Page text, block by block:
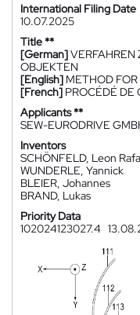
International Filing Date
10.07.2025
Title **
[German]VERFAHREN
OBJEKTEN
[English] METHOD
[French] PROCÉDÉ DE
Applicants **
SEW-EURODRIVE
Inventors
SCHÖNFELD, Leon
WUNDERLE, Yannick
BLEIER, Johannes
BRAND, Lukas
Priority Data
102024123027.4